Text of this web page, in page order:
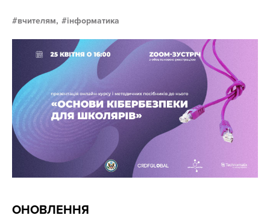
вчителям, інформатика
ОНОВЛЕННЯ